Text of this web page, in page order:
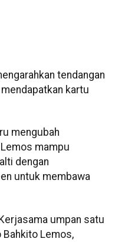
tendangan
kartu
mengubah
mampu
dengan
untuk membawa
umpan satu
Bahkito Lemos,